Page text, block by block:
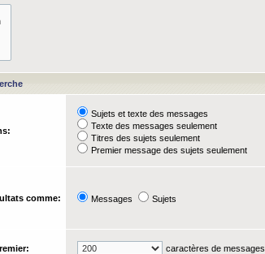
Sujets et texte des messages
Texte des messages seulement
Titres des sujets seulement
Premier message des sujets seulement
comme: Messages Sujets
caractères de messages